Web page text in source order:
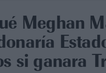
Meghan
si ganara